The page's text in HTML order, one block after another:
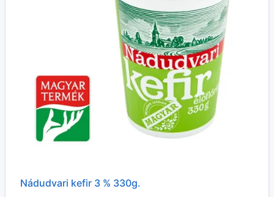
Nádudvari kefir 3 % 330g.